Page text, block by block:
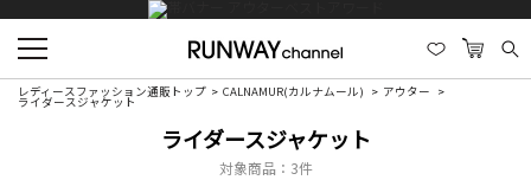
レディースファッション通販トップ CALNAMUR(カルナムール) アウター
ライダースジャケット
ライダースジャケット
対象商品： 3件